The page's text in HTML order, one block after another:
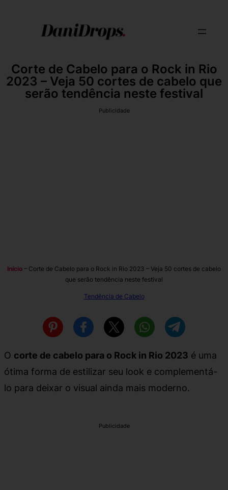
Corte de Cabelo para o Rock in Rio
2023 – Veja 50 cortes de cabelo que
serão tendência neste festival
Publicidade
Início – Corte de Cabelo para o Rock in Rio 2023 – Veja 50 cortes de cabelo
que serão tendência neste festival
Tendência de Cabelo
O corte de cabelo para o Rock in Rio 2023 é uma
ótima forma de estilizar seu look e complementá-
lo para deixar o visual ainda mais moderno.
Publicidade